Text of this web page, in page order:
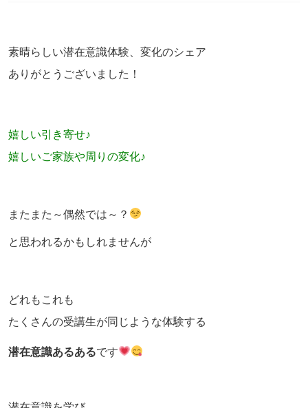
素晴らしい潜在意識体験、変化のシェア
ありがとうございました！
嬉しい引き寄せ♪
嬉しいご家族や周りの変化♪
またまた～偶然では～？
と思われるかもしれませんが
どれもこれも
たくさんの受講生が同じような体験する
潜在意識あるあるです